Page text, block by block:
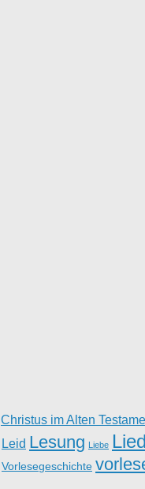
Christus im Alten
Leid Lesung Liebe Lied
Vorlesegeschichte